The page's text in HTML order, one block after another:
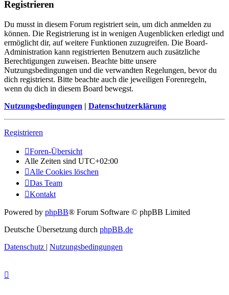
Registrieren
Du musst in diesem Forum registriert sein, um dich anmelden zu
können. Die Registrierung ist in wenigen Augenblicken erledigt und
ermöglicht dir, auf weitere Funktionen zuzugreifen. Die Board-
Administration kann registrierten Benutzern auch zusätzliche
Berechtigungen zuweisen. Beachte bitte unsere
Nutzungsbedingungen und die verwandten Regelungen, bevor du
dich registrierst. Bitte beachte auch die jeweiligen Forenregeln,
wenn du dich in diesem Board bewegst.
Nutzungsbedingungen | Datenschutzerklärung
Registrieren
Foren-Übersicht
Alle Zeiten sind UTC+02:00
Alle Cookies löschen
Das Team
Kontakt
Powered by phpBB® Forum Software © phpBB Limited
Deutsche Übersetzung durch phpBB.de
Datenschutz | Nutzungsbedingungen